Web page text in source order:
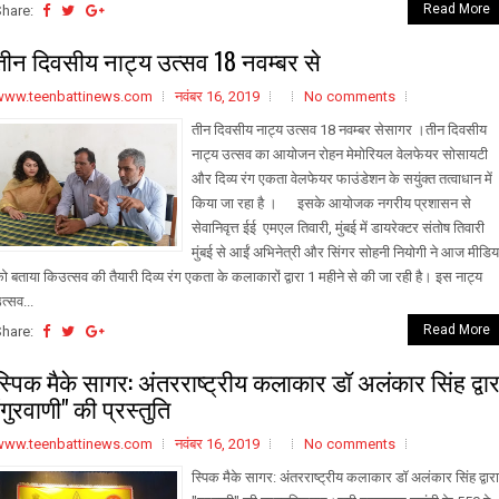
Read More
दिवसीय नाट्य उत्सव 18 नवम्बर से
नवंबर 16, 2019
No comments
तीन दिवसीय नाट्य उत्सव 18 नवम्बर सेसागर ।तीन दिवसीय
नाट्य उत्सव का आयोजन रोहन मेमोरियल वेलफेयर सोसायटी
और दिव्य रंग एकता वेलफेयर फाउंडेशन के सयुंक्त तत्वाधान में
किया जा रहा है । इसके आयोजक नगरीय प्रशासन से
सेवानिवृत्त ईई एमएल तिवारी, मुंबई में डायरेक्टर संतोष तिवारी
मुंबई से आईं अभिनेत्री और सिंगर सोहनी नियोगी ने आज
बताया किउत्सव की तैयारी दिव्य रंग एकता के कलाकारों द्वारा 1 महीने से की जा रही है। इस नाट्य
Read More
मैके सागर: अंतरराष्ट्रीय कलाकार डॉ अलंकार सिंह
की प्रस्तुति
नवंबर 16, 2019
No comments
स्पिक मैके सागर: अंतरराष्ट्रीय कलाकार डॉ अलंकार सिंह द्वारा